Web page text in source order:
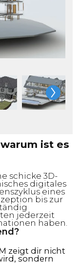
ist es
schicke 3D-
digitales
eines
bis zur
jederzeit
haben.
zeigt dir nicht
sondern